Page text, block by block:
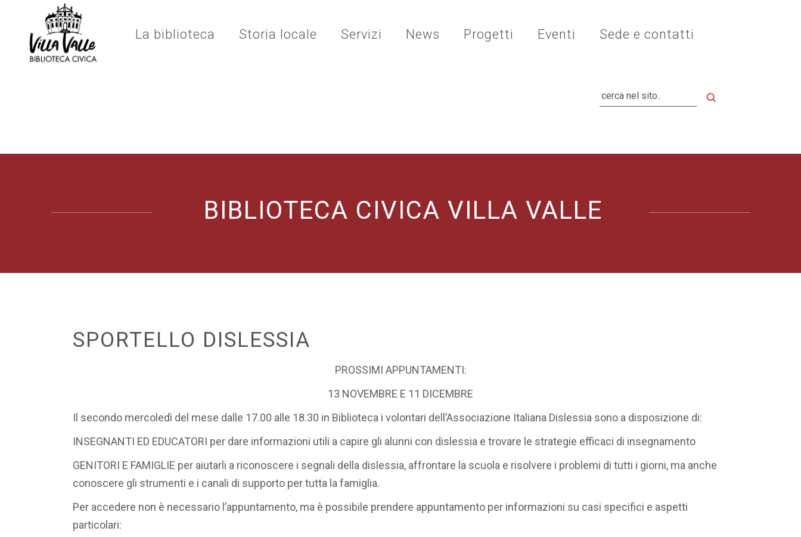
La biblioteca Storia locale Servizi News Progetti Eventi Sede e contatti
BIBLIOTECA CIVICA VILLA VALLE
SPORTELLO DISLESSIA
PROSSIMI APPUNTAMENTI:
13 NOVEMBRE E 11 DICEMBRE
Il secondo mercoledì del mese dalle 17.00 alle 18.30 in Biblioteca i volontari dell’Associazione Italiana Dislessia sono a disposizione di:
INSEGNANTI ED EDUCATORI per dare informazioni utili a capire gli alunni con dislessia e trovare le strategie efficaci di insegnamento
GENITORI E FAMIGLIE per aiutarli a riconoscere i segnali della dislessia, affrontare la scuola e risolvere i problemi di tutti i giorni, ma anche
conoscere gli strumenti e i canali di supporto per tutta la famiglia.
Per accedere non è necessario l’appuntamento, ma è possibile prendere appuntamento per informazioni su casi specifici e aspetti
particolari: